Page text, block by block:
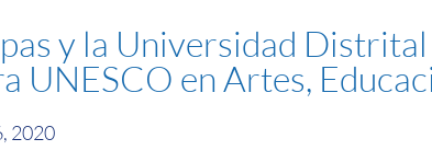
y la Universidad
UNESCO en Artes,
2020